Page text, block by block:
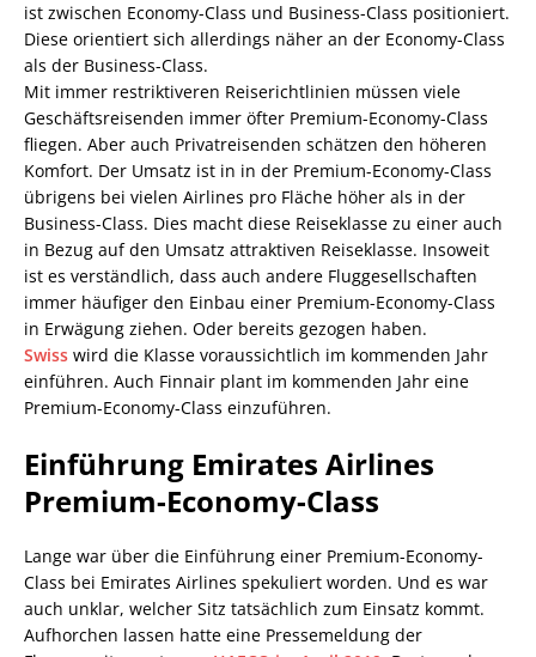
ist zwischen Economy-Class und Business-Class positioniert.
Diese orientiert sich allerdings näher an der Economy-Class
als der Business-Class.
Mit immer restriktiveren Reiserichtlinien müssen viele
Geschäftsreisenden immer öfter Premium-Economy-Class
fliegen. Aber auch Privatreisenden schätzen den höheren
Komfort. Der Umsatz ist in in der Premium-Economy-Class
übrigens bei vielen Airlines pro Fläche höher als in der
Business-Class. Dies macht diese Reiseklasse zu einer auch
in Bezug auf den Umsatz attraktiven Reiseklasse. Insoweit
ist es verständlich, dass auch andere Fluggesellschaften
immer häufiger den Einbau einer Premium-Economy-Class
in Erwägung ziehen. Oder bereits gezogen haben.
Swiss wird die Klasse voraussichtlich im kommenden Jahr
einführen. Auch Finnair plant im kommenden Jahr eine
Premium-Economy-Class einzuführen.
Einführung Emirates Airlines
Premium-Economy-Class
Lange war über die Einführung einer Premium-Economy-
Class bei Emirates Airlines spekuliert worden. Und es war
auch unklar, welcher Sitz tatsächlich zum Einsatz kommt.
Aufhorchen lassen hatte eine Pressemeldung der